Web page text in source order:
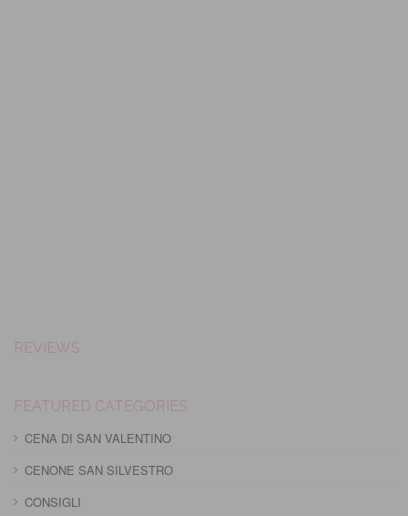
REVIEWS
FEATURED CATEGORIES
CENA DI SAN VALENTINO
CENONE SAN SILVESTRO
CONSIGLI